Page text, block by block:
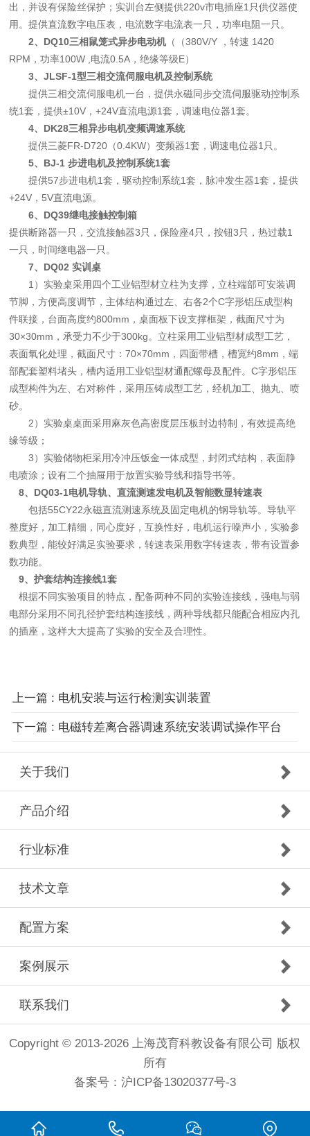
出，并设有保险丝保护； 实训台左侧提供220v市电插座1 只供仪器使
用。提供直流数字电压表，电流数字电流表一只，功率电阻一只。
2、DQ10三相鼠笼式异步电动机（（380V/Y
，转速 1420
RPM，功率100W ,电流0.5A，绝缘等级E）
3、JLSF-1型三相交流伺服电机及控制系统
提供三相交流伺服电机一台，提供永磁同步交流伺服驱动控制系
统1套 ，提供±10V，+24V直流电源1套，调速电位器1套。
4、 DK28三相异步电机变频调速系统
提供三菱FR-D720（0.4KW）变频器1套，调速电位器1只。
5、 BJ-1步进电机及控制系统1套
提供57步进电机1套，驱动控制系统1套，脉冲发生器1套，提供
+24V，5V直流电源。
6、 DQ39继电接触控制箱
提供断路器一只，交流接触器3只，保险座4只，按钮3只，热过载1
一只，时间继电器一只。
7、DQ02 实训桌
1 ） 实验桌采用四个工业铝型材立柱为支撑，立柱端部可安装调
节脚，方便高度调节，主体结构通过左、右各2个C字形铝压成型构
件联接，台面高度约800mm，桌面板下设支撑框架，截面尺寸为
30×30mm，承受力不少于300kg。立柱采用工业铝型材成型工艺，
表面氧化处理，截面尺寸：70×70mm，四面带槽，槽宽约8mm，端
部配套塑料堵头，槽内适用工业铝型材通配螺母及配件。C字形铝压
成型构件为左、右对称件，采用压铸成型工艺，经机加工、抛丸、喷
砂。
2）实验桌桌面采用麻灰色高密度层压板封边特制，有效提高绝
缘等级；
3）实验储物柜采用冷冲压钣金一体成型，封闭式结构，表面静
电喷涂；设有二个抽屉用于放置实验导线和指导书等。
8、DQ03-1电机导轨、直流测速发电机及智能数显转速表
包括55CY22永磁直流测速系统及固定电机的钢导轨等。导轨平
整度好，加工精细，同心度好，互换性好，电机运行噪声小，实验参
数典型，能较好满足实验要求 ，转速表采用数字转速表，带有设置参
数功能。
9、护套结构连接线1套
根据不同实验项目的特点，配备两种不同的实验连接线，强电与弱
电部分采用不同孔径护套结构连接线，两种导线都只能配合相应内孔
的插座，这样大大提高了实验的安全及合理性。
上一篇 : 电机安装与运行检测实训装置
下一篇 : 电磁转差离合器调速系统安装调试操作平台
关于我们
产品介绍
行业标准
技术文章
配置方案
案例展示
联系我们
Copyright © 2013-2026 上海茂育科教设备有限公司 版权
所有
备案号： 沪ICP备13020377号-3